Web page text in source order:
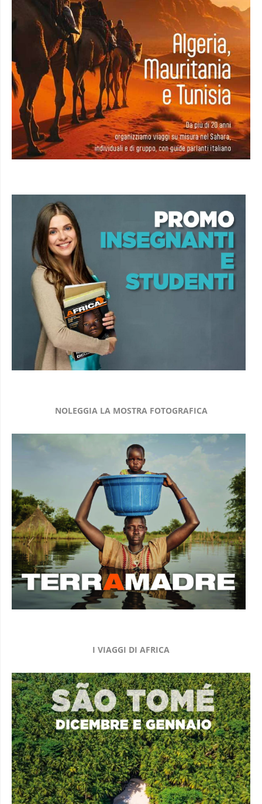
NOLEGGIA LA MOSTRA FOTOGRAFICA
I VIAGGI DI AFRICA